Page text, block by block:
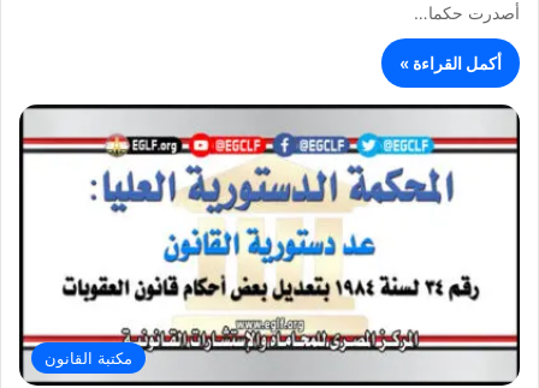
أصدرت حكما…
أكمل القراءة »
مكتبة القانون